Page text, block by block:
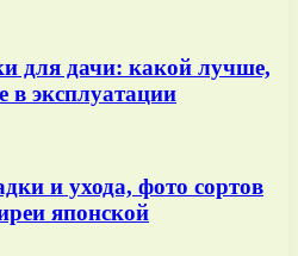
для дачи: какой лучше,
в эксплуатации
и ухода, фото сортов
японской